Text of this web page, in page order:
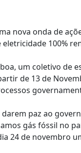
nova onda de
100%
um coletivo de
de 13 de
paz ao
gás fóssil no
24 de novembro